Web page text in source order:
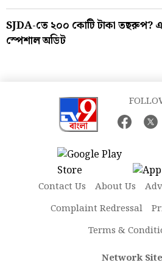
SJDA-তে ২০০ কোটি টাকা তছরুপ?
স্পেশাল অডিট
Contact Us About Us
Complaint Redressal
Terms &
Network